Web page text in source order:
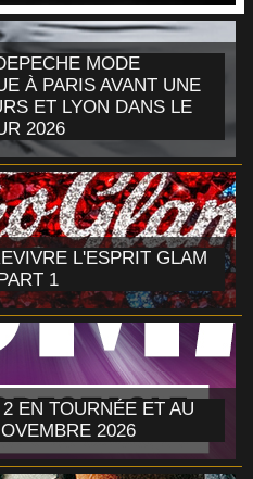
MODE
À PARIS AVANT UNE
ET LYON DANS LE
2026
L'ESPRIT GLAM
1
EN TOURNÉE ET AU
2026